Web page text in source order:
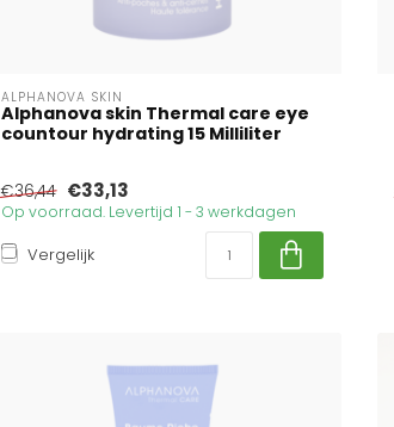
ALPHANOVA SKIN
Alphanova skin Thermal care eye
countour hydrating 15 Milliliter
€36,44 €33,13
Op voorraad. Levertijd 1 - 3 werkdagen
Vergelijk